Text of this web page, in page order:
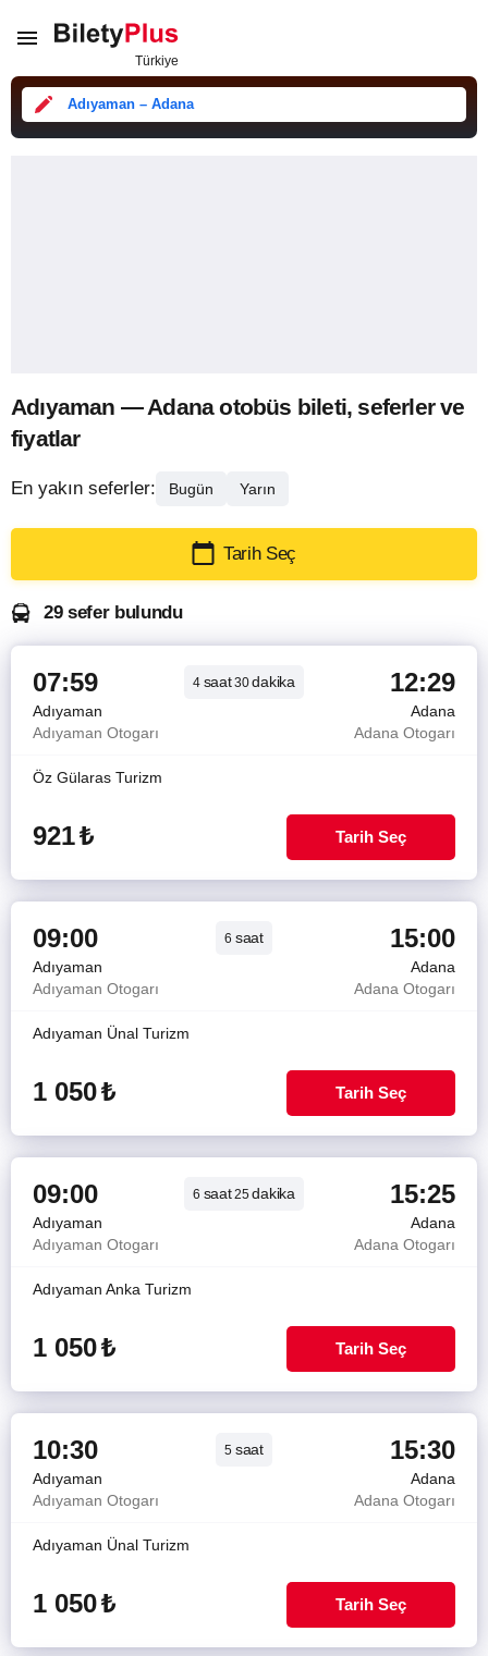
Adıyaman – Adana
Adıyaman — Adana otobüs bileti, seferler ve
fiyatlar
En yakın seferler: Bugün Yarın
Tarih Seç
29 sefer bulundu
07:59 4 saat30dakika 12:29
Adıyaman
Adana
Adıyaman Otogarı
Adana Otogarı
Öz Gülaras Turizm
921₺ Tarih Seç
09:00 6 saat 15:00
Adıyaman
Adana
Adıyaman Otogarı
Adana Otogarı
Adıyaman Ünal Turizm
1 050₺ Tarih Seç
09:00 6 saat25dakika 15:25
Adıyaman
Adana
Adıyaman Otogarı
Adana Otogarı
Adıyaman Anka Turizm
1 050₺ Tarih Seç
10:30 5 saat 15:30
Adıyaman
Adana
Adıyaman Otogarı
Adana Otogarı
Adıyaman Ünal Turizm
1 050₺ Tarih Seç